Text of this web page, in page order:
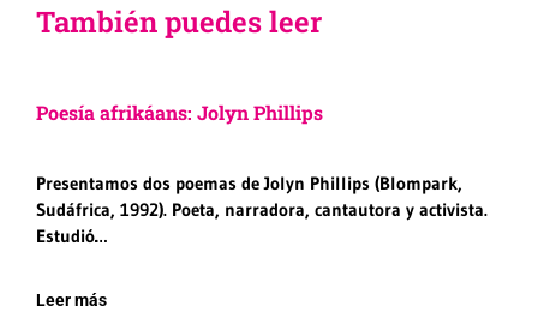
También puedes leer
Poesía afrikáans: Jolyn Phillips
Presentamos dos poemas de Jolyn Phillips (Blompark,
Sudáfrica, 1992). Poeta, narradora, cantautora y activista.
Estudió…
Leer más